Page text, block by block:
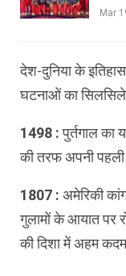
Mar
देश-दुनिया के इतिहास
घटनाओं का
1498 :पुर्तगाल का
की तरफ अपनी पहली
1807 : अमेरिकी
गुलामों के आयात पर
की दिशा में अहम कदम